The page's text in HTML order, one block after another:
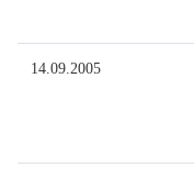
14.09.2005